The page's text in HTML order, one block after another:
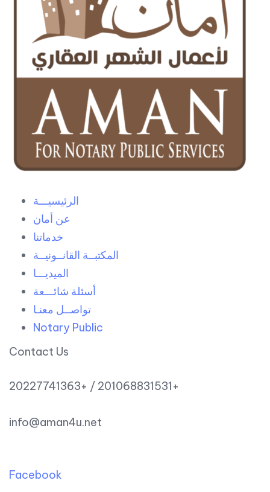
الرئيسيـــة
عن أمان
خدماتنا
المكتبــة القانــونيــة
الميديـــا
أسئلة شائـــعة
تواصــل معنـا
Notary Public
Contact Us
20227741363+ / 201068831531+
info@aman4u.net
Facebook